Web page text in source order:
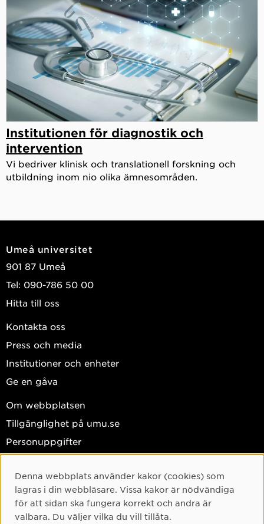
Institutionen för diagnostik och
intervention
Vi bedriver klinisk och translationell forskning och
utbildning inom nio olika ämnesområden.
Umeå universitet
901 87 Umeå
Tel: 090-786 50 00
Hitta till oss
Kontakta oss
Press och media
Institutioner och enheter
Ge en gåva
Om webbplatsen
Tillgänglighet på umu.se
Personuppgifter
Facebook
Instagram
TikTok
Cookie-samtycke
Denna webbplats använder kakor (cookies) som
lagras i din webbläsare. Vissa kakor är nödvändiga
för att sidan ska fungera korrekt och andra är
valbara. Du väljer vilka du vill tillåta.